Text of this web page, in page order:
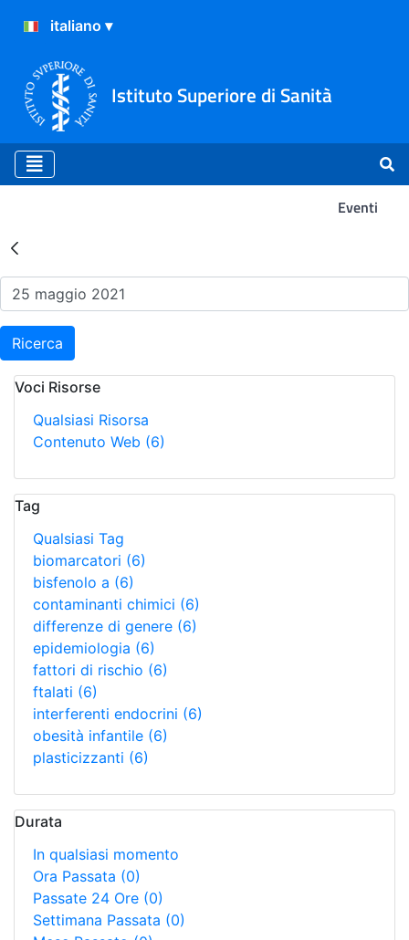
Istituto Superiore di Sanità
Eventi
Risultati della Ricerca -
Ricerca
Voci Risorse
Qualsiasi Risorsa
Contenuto Web (6)
Tag
Qualsiasi Tag
biomarcatori (6)
bisfenolo a (6)
contaminanti chimici (6)
differenze di genere (6)
epidemiologia (6)
fattori di rischio (6)
ftalati (6)
interferenti endocrini (6)
obesità infantile (6)
plasticizzanti (6)
Durata
In qualsiasi momento
Ora Passata (0)
Passate 24 Ore (0)
Settimana Passata (0)